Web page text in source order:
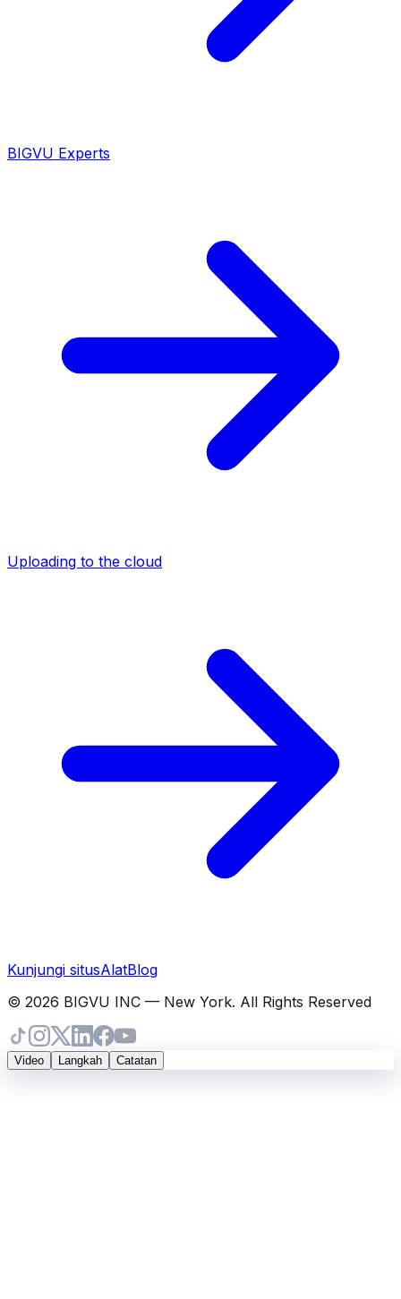
BIGVU Experts
Uploading to the cloud
Kunjungi situsAlatBlog
© 2026 BIGVU INC — New York. All Rights Reserved
Video Langkah Catatan